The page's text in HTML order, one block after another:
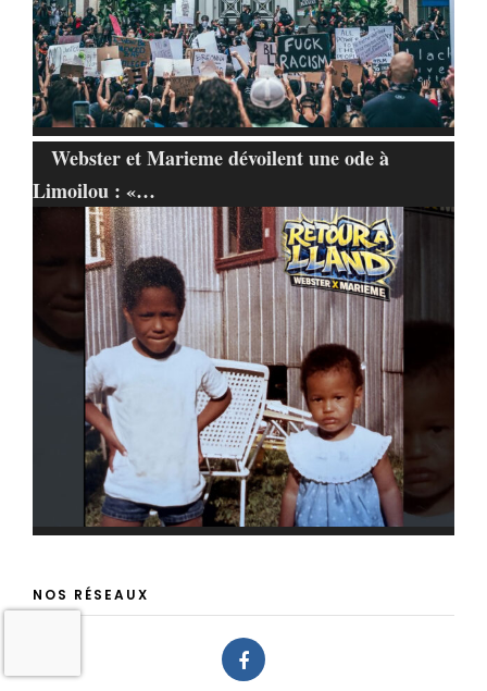
Webster et Marieme dévoilent une ode à
Limoilou : «…
NOS RÉSEAUX